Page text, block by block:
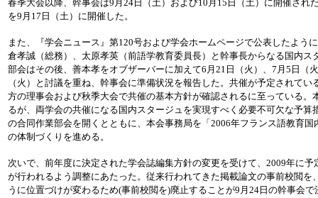
春季大会以降、幹事会は9月24日（土）および10月15日（土）に開催され
を9月17日（土）に開催した。
また、『学会ニュース』第120号および学会ホームページで公表したよう
倉孝誠（総務）、太原孝英（前語学教育委員長）と幹事長からなる国内ス
部会はその後、善本孝をオブザーバーに加えて6月21日（火）、7月5日（
（火）と討議を重ね、幹事会に準備状況を報告した。共催が予定されて
方の理事会および秋季大会で共催の基本方針が確認されるに至っている。
るが、両学会の共催になる国内スタージュを実現すべく必要不可欠な予算
の合同作業部会を開くとともに、本会事務局を「2006年フランス語教育
の体制づくりを進める。
次いで、前年度に決定された学会誌編集方針の変更を受けて、2009年に
が行われるよう調整にあたった。従来行われてきた掲載論文の事前校閲を
うに位置づけが変わるため(事前校閲を)廃止することが9月24日の幹事会